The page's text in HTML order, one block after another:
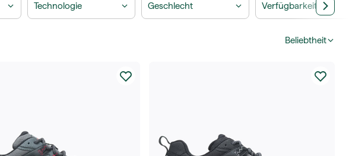
Technologie Geschlecht Verfügbarkeit
Beliebtheit